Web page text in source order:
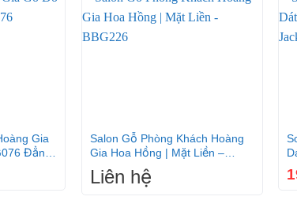
dài, 1 bàn, 2 ghế đơn, 1 đôn cao, 1 đôn trà
sậu 81 x cao 1,2m
Gia
Đẳng
Salon Gỗ Phòng Khách Hoàng
Gia Hoa Hồng | Mặt Liền –
BBG226
Liên hệ